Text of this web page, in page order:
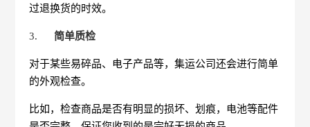
过退换货的时效。
3.简单质检
对于某些易碎品、电子产品等，集运公司还会进行简单
的外观检查。
比如，检查商品是否有明显的损坏、划痕，电池等配件